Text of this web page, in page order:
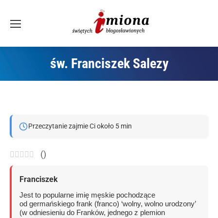
św. Franciszek Salezy
Jesteś tutaj:
Przeczytanie zajmie Ci około 5 min
()
Franciszek
Jest to popularne imię męskie pochodzące
od germańskiego frank (franco) ‘wolny, wolno urodzony’
(w odniesieniu do Franków, jednego z plemion